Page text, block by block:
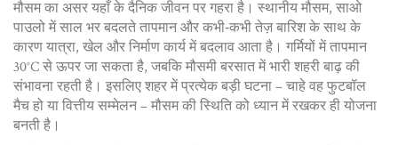
मौसम का असर यहाँ के दैनिक जीवन पर गहरा है। स्थानीय मौसम, साओ
पाउलो में साल भर बदलते तापमान और कभी‑कभी तेज़ बारिश के साथके
कारण यात्रा, खेल और निर्माण कार्य में बदलाव आता है। गर्मियों में तापमान
30°C से ऊपर जा सकता है, जबकि मौसमी बरसात में भारी शहरी बाढ़ की
संभावना रहती है। इसलिए शहर में प्रत्येक बड़ी घटना – चाहे वह फुटबॉल
मैच हो या वित्तीय सम्मेलन – मौसम की स्थिति को ध्यान में रखकर ही योजना
बनती है।